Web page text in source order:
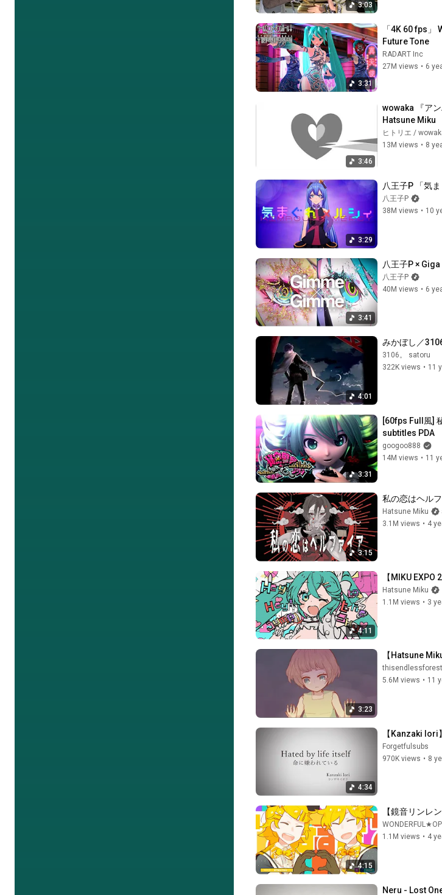
3:03
3:31
「4K 60 fps
Future Tone
RADART Inc
27M views • 6
3:46
wowaka 『ア
Hatsune Miku
ヒトリエ /
13M views • 8
3:29
八王子P 「気
八王子P
38M views • 10
3:41
八王子P ×
八王子P
40M views • 6
4:01
みかぼし／
3106。 satoru
322K views • 11
3:31
[60fps Full風]
subtitles PDA
googoo888
14M views • 11
3:15
私の恋はヘル
Hatsune Miku
3.1M views • 4
4:11
【MIKU
Hatsune Miku
1.1M views • 3
3:23
【Hatsune
thisendlessforest
5.6M views • 11
4:34
【Kanzaki
Forgetfulsubs
970K views • 8
4:15
【鏡音リンレ
1.1M views • 4
Neru - Lost